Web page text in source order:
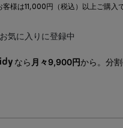
客様は11,000円（税込）以上ご購入
気に入りに登録中
なら 月々9,900円から。分